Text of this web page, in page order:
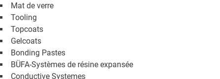
Mat de verre
Tooling
Topcoats
Gelcoats
Bonding Pastes
BÜFA-Systèmes de résine expansée
Conductive Systemes